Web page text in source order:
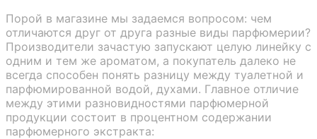
Порой в магазине мы задаемся вопросом: чем
отличаются друг от друга разные виды парфюмерии?
Производители зачастую запускают целую линейку с
одним и тем же ароматом, а покупатель далеко не
всегда способен понять разницу между туалетной и
парфюмированной водой, духами. Главное отличие
между этими разновидностями парфюмерной
продукции состоит в процентном содержании
парфюмерного экстракта: